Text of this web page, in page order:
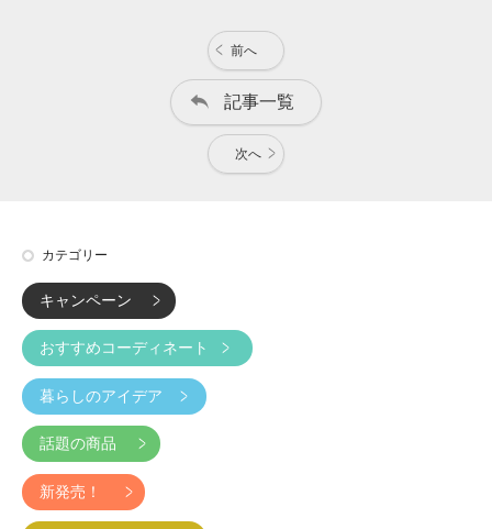
前へ
記事一覧
次へ
カテゴリー
キャンペーン
おすすめコーディネート
暮らしのアイデア
話題の商品
新発売！